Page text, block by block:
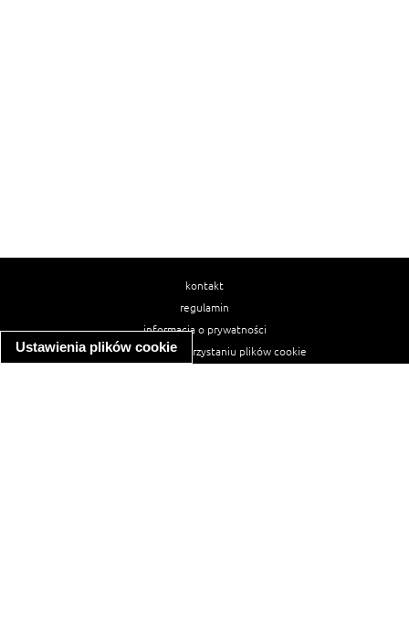
Ustawienia plików cookie
kontakt
regulamin
informacja o prywatności
informacja o wykorzystaniu plików cookie